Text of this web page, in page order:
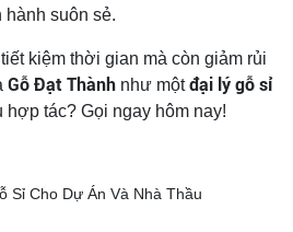
hành suôn sẻ.
kiệm thời gian mà còn giảm rủi
Gỗ Đạt Thành như mộtđại lý gỗ sỉ
hợp tác? Gọi ngay hôm nay!